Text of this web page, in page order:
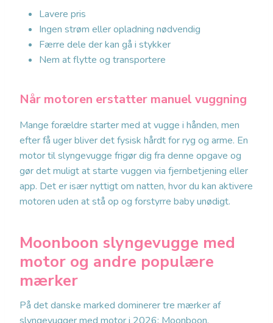
Lavere pris
Ingen strøm eller opladning nødvendig
Færre dele der kan gå i stykker
Nem at flytte og transportere
Når motoren erstatter manuel vuggning
Mange forældre starter med at vugge i hånden, men
efter få uger bliver det fysisk hårdt for ryg og arme. En
motor til slyngevugge frigør dig fra denne opgave og
gør det muligt at starte vuggen via fjernbetjening eller
app. Det er især nyttigt om natten, hvor du kan aktivere
motoren uden at stå op og forstyrre baby unødigt.
Moonboon slyngevugge med
motor og andre populære
mærker
På det danske marked dominerer tre mærker af